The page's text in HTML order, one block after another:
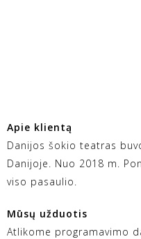
Apie klientą
Danijos šokio teatras
Danijoje. Nuo 2018 m.
viso pasaulio.
Mūsų užduotis
Atlikome programavimo